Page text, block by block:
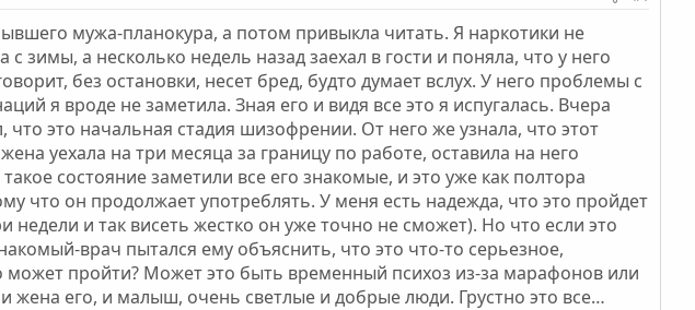
мужа-планокура, а потом привыкла читать. Я наркотики не
зимы, а несколько недель назад заехал в гости и поняла, что у него
без остановки, несет бред, будто думает вслух. У него проблемы с
я вроде не заметила. Зная его и видя все это я испугалась. Вчера
это начальная стадия шизофрении. От него же узнала, что этот
уехала на три месяца за границу по работе, оставила на него
состояние заметили все его знакомые, и это уже как полтора
что он продолжает употреблять. У меня есть надежда, что это пройдет
недели и так висеть жестко он уже точно не сможет). Но что если это
врач пытался ему объяснить, что это что-то серьезное,
может пройти? Может это быть временный психоз из-за марафонов или
его, и малыш, очень светлые и добрые люди. Грустно это все…